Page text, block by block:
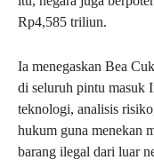
Rp4,585 triliun.
Ia menegaskan Bea
di seluruh pintu masuk
teknologi, analisis
hukum guna menekan
barang ilegal dari luar